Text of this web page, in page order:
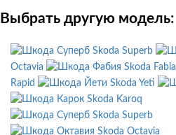
Выбрать другую модель:
Skoda Superb
Octavia
Skoda Fabia
Rapid
Skoda Yeti
Skoda Karoq
Skoda Superb
Skoda Octavia